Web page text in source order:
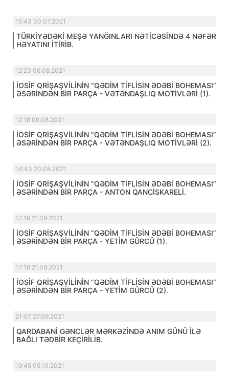
15:43 30.07.2021
TÜRKİYƏDƏKİ MEŞƏ YANĞINLARI NƏTİCƏSİNDƏ 4 NƏFƏR
HƏYATINI İTİRİB.
12:23 06.08.2021
İOSİF QRİŞAŞVİLİNİN “QƏDİM TİFLİSİN ƏDƏBİ BOHEMASI”
ƏSƏRİNDƏN BİR PARÇA - VƏTƏNDAŞLIQ MOTİVLƏRİ (1).
12:18 06.08.2021
İOSİF QRİŞAŞVİLİNİN “QƏDİM TİFLİSİN ƏDƏBİ BOHEMASI”
ƏSƏRİNDƏN BİR PARÇA - VƏTƏNDAŞLIQ MOTİVLƏRİ (2).
14:43 20.08.2021
İOSİF QRİŞAŞVİLİNİN “QƏDİM TİFLİSİN ƏDƏBİ BOHEMASI”
ƏSƏRİNDƏN BİR PARÇA - ANTON QANCİSKARELİ.
17:19 21.09.2021
İOSİF QRİŞAŞVİLİNİN “QƏDİM TİFLİSİN ƏDƏBİ BOHEMASI”
ƏSƏRİNDƏN BİR PARÇA - YETİM GÜRCÜ (1).
17:18 21.09.2021
İOSİF QRİŞAŞVİLİNİN “QƏDİM TİFLİSİN ƏDƏBİ BOHEMASI”
ƏSƏRİNDƏN BİR PARÇA - YETİM GÜRCÜ (2).
21:07 27.09.2021
QARDABANİ GƏNCLƏR MƏRKƏZİNDƏ ANIM GÜNÜ İLƏ
BAĞLI TƏDBİR KEÇİRİLİB.
19:45 05.10.2021